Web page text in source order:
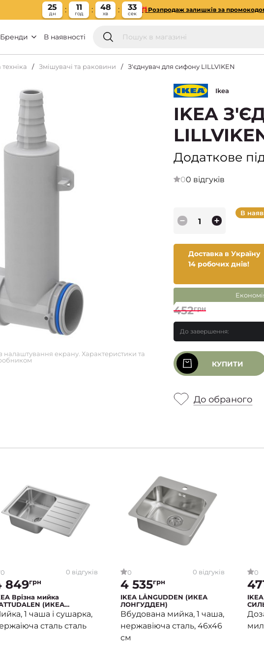
25
дн
11
год
48
хв
32
сек
🎁Розпродаж залишків за
Бренди В наявності
Змішувачі та раковини З'єднувач для сифону LILLVIKEN
налаштування екрану. Характеристики та
Ikea
IKEA
Додаткове
00 відгуків
В
Доставка в Україну
14 робочих днів!
452грн
До завершення:
КУПИТИ
До обраного
0 0 відгуків
849грн
Врізна мийка
(ИКЕА
1 чаша і сушарка,
сталь сталь
0 0 відгуків
4 535грн
IKEA LÅNGUDDEN (ИКЕА
ЛОНГУДДЕН)
Вбудована мийка, 1 чаша,
нержавіюча сталь, 46x46
см
0